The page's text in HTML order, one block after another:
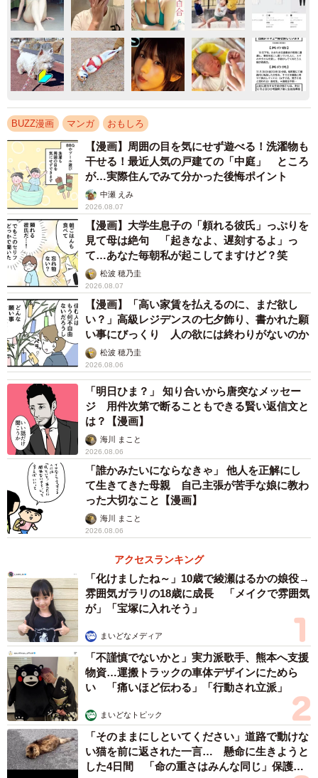
BUZZ漫画 マンガ おもしろ
【漫画】周囲の目を気にせず遊べる！洗濯物も
干せる！最近人気の戸建ての「中庭」 ところ
が…実際住んでみて分かった後悔ポイント
中瀬 えみ
2026.08.07
【漫画】大学生息子の「頼れる彼氏」っぷりを
見て母は絶句 「起きなよ、遅刻するよ」っ
て…あなた毎朝私が起こしてますけど？笑
松波 穂乃圭
2026.08.07
【漫画】「高い家賃を払えるのに、まだ欲し
い？」高級レジデンスの七夕飾り、書かれた願
い事にびっくり 人の欲には終わりがないのか
松波 穂乃圭
2026.08.06
「明日ひま？」 知り合いから唐突なメッセー
ジ 用件次第で断ることもできる賢い返信文と
は？【漫画】
海川 まこと
2026.08.06
「誰かみたいにならなきゃ」 他人を正解にし
て生きてきた母親 自己主張が苦手な娘に教わ
った大切なこと【漫画】
海川 まこと
2026.08.06
アクセスランキング
「化けましたね～」10歳で綾瀬はるかの娘役→
雰囲気ガラリの18歳に成長 「メイクで雰囲気
が」「宝塚に入れそう」
まいどなメディア
「不謹慎でないかと」実力派歌手、熊本へ支援
物資…運搬トラックの車体デザインにためら
い 「痛いほど伝わる」「行動され立派」
まいどなトピック
「そのままにしといてください」道路で動けな
い猫を前に返された一言… 懸命に生きようと
した4日間 「命の重さはみんな同じ」保護団